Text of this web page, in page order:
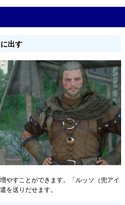
出す
やすことができます。「ルッソ（兜アイ
を送りだせます。